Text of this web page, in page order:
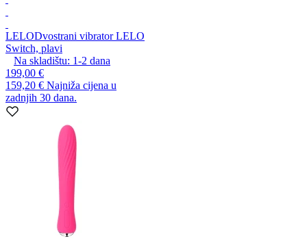
LELODvostrani vibrator LELO
Switch, plavi
Na skladištu: 1-2 dana
199,00 €
159,20 € Najniža cijena u
zadnjih 30 dana.